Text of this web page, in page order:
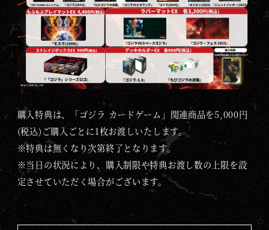
購入特典は、「ゴジラ カードゲーム」関連商品を5,000円
(税込)ご購入ごとに1枚お渡しいたします。
※特典は無くなり次第終了となります。
※当日の状況により、購入制限や特典お渡し数の上限を設
定させていただく場合がございます。